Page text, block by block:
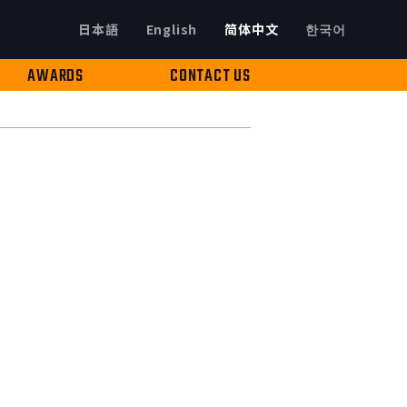
日本語 한국어
English 简体中文
AWARDS CONTACT US